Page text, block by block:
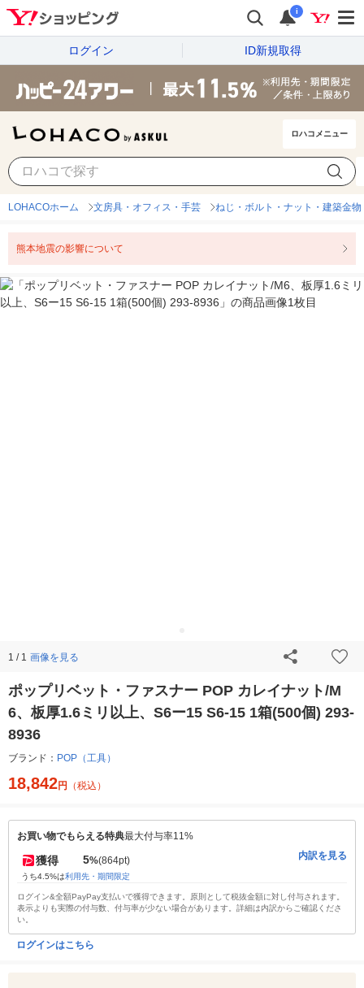
i
ログイン ID新規取得
ロハコメニュー
LOHACOホーム 文房具・オフィス・手芸 ねじ・ボルト・ナット・建築金物
熊本地震の影響について
1 / 1 画像を見る
ポップリベット・ファスナー POP カレイナット/M
6、板厚1.6ミリ以上、S6ー15 S6-15 1箱(500個) 293-
8936
ブランド： POP（工具）
18,842円 （税込）
お買い物でもらえる特典最大付与率11%
獲得 5%(864pt)
うち4.5%は利用先・期間限定
内訳を見る
ログイン&全額PayPay支払いで獲得できます。原則として税抜金額に対し付与されます。
表示よりも実際の付与数、付与率が少ない場合があります。詳細は内訳からご確認くださ
い。
ログインはこちら